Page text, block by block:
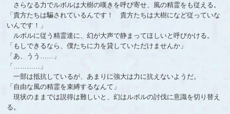
さらなる力でルボルは大樹の嘆きを呼び寄せ、風の精霊をも従える。
「貴方たちは騙されているんです！ 貴方たちは大樹になど従っていな
いんです！」
ルボルに従う精霊達に、幻が大声で静まってほしいと呼びかける。
「もしできるなら、僕たちに力を貸していただけませんか」
「あ、うう……」
「…………」
一部は抵抗しているが、あまりに強大は力に抗えないようだ。
「自由な風の精霊を束縛するなんて」
現状のままでは説得は難しいと、幻はルボルの討伐に意識を切り替え
る。